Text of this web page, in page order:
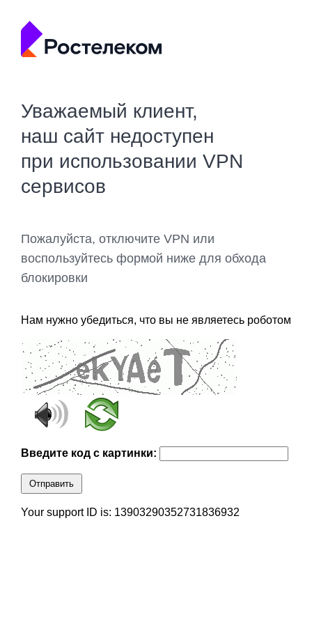
Уважаемый клиент,
наш сайт недоступен
при использовании VPN
сервисов
Пожалуйста, отключите VPN или
воспользуйтесь формой ниже для обхода
блокировки
Нам нужно убедиться, что вы не являетесь роботом
Введите код с картинки:
Отправить
Your support ID is: 13903290352731836932